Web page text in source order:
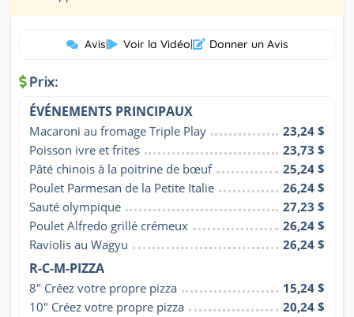
Avis| Voir la Vidéo| Donner un Avis
Prix:
ÉVÉNEMENTS PRINCIPAUX
Macaroni au fromage Triple Play
23,24 $
Poisson ivre et frites
23,73 $
Pâté chinois à la poitrine de bœuf
25,24 $
Poulet Parmesan de la Petite Italie
26,24 $
Sauté olympique
27,23 $
Poulet Alfredo grillé crémeux
26,24 $
Raviolis au Wagyu
26,24 $
R-C-M-PIZZA
8" Créez votre propre pizza
15,24 $
10" Créez votre propre pizza
20,24 $